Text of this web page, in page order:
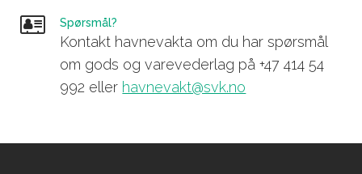
Spørsmål?
Kontakt havnevakta om du har spørsmål
om gods og varevederlag på +47 414 54
992 eller havnevakt@svk.no